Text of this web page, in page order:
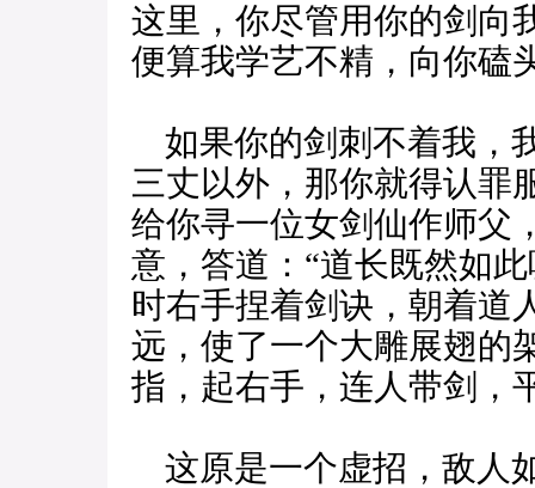
这里，你尽管用你的剑向
便算我学艺不精，向你磕
如果你的剑刺不着我，
三丈以外，那你就得认罪
给你寻一位女剑仙作师父
意，答道：“道长既然如
时右手捏着剑诀，朝着道
远，使了一个大雕展翅的
指，起右手，连人带剑，
这原是一个虚招，敌人